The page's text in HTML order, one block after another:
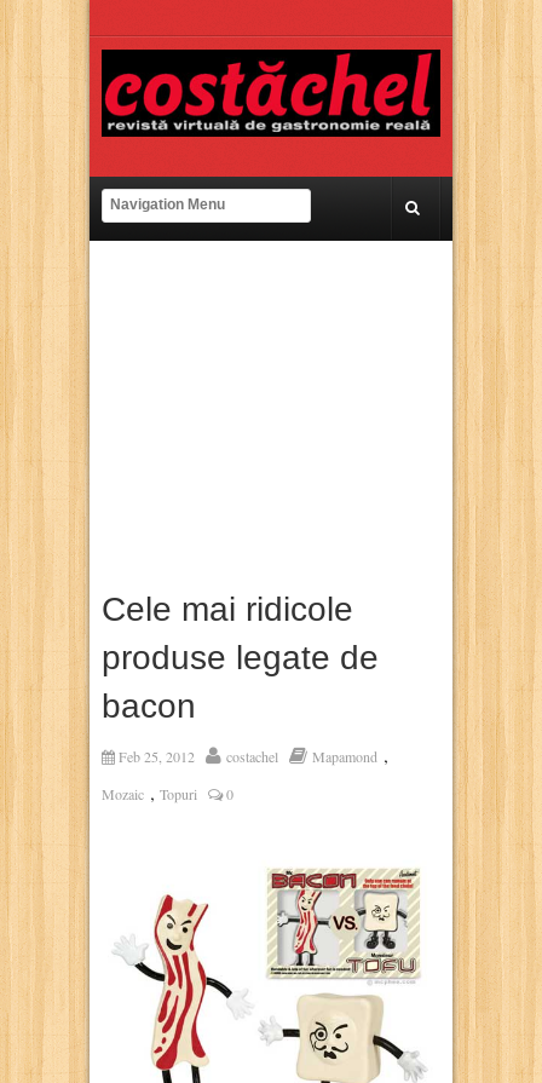
Cele mai ridicole
produse legate de
bacon
Feb 25, 2012 costachel Mapamond ,
Mozaic , Topuri 0